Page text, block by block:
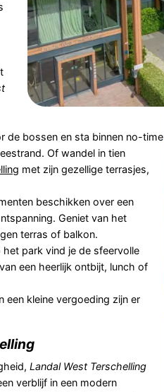
de bossen en sta binnen no-time
Of wandel in tien
met zijn gezellige terrasjes,
beschikken over een
Geniet van het
terras of balkon.
park vind je de sfeervolle
een heerlijk ontbijt, lunch of
een kleine vergoeding zijn er
Landal West Terschelling
verblijf in een modern